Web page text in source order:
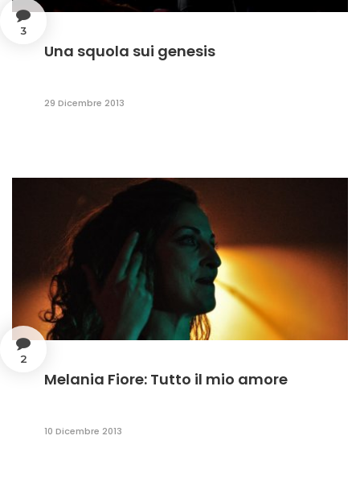
3
Una squola sui genesis
29 Dicembre 2013
2
Melania Fiore: Tutto il mio amore
10 Dicembre 2013